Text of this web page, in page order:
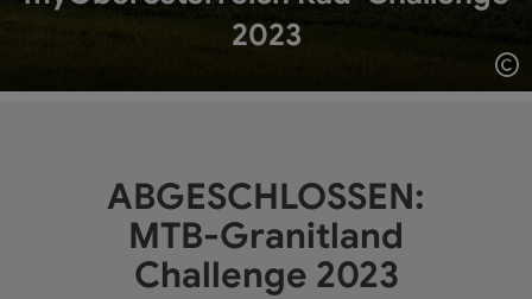
2023
ABGESCHLOSSEN:
MTB-Granitland
Challenge 2023